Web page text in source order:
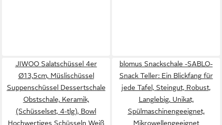
JIWOO Salatschüssel 4er
Ø13,5cm, Müslischüssel
Suppenschüssel Dessertschale
Obstschale, Keramik,
(Schüsselset, 4-tlg), Bowl
Hochwertiges Schüsseln Weiß
blomus Snackschale -SABLO-
Snack Teller: Ein Blickfang für
jede Tafel, Steingut, Robust,
Langlebig, Unikat,
Spülmaschinengeeignet,
Mikrowellengeeignet